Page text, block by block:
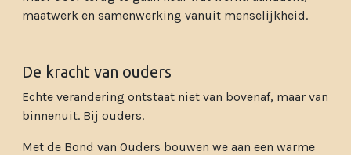
maatwerk en samenwerking vanuit menselijkheid.
De kracht van ouders
Echte verandering ontstaat niet van bovenaf, maar van
binnenuit. Bij ouders.
Met de Bond van Ouders bouwen we aan een warme